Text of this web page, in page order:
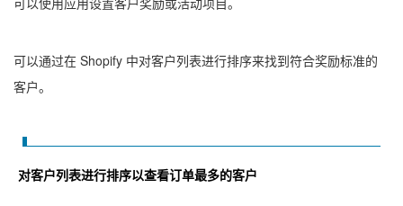
可以通过在 Shopify 中对客户列表进行排序来找到符合奖励标准的
客户。
对客户列表进行排序以查看订单最多的客户